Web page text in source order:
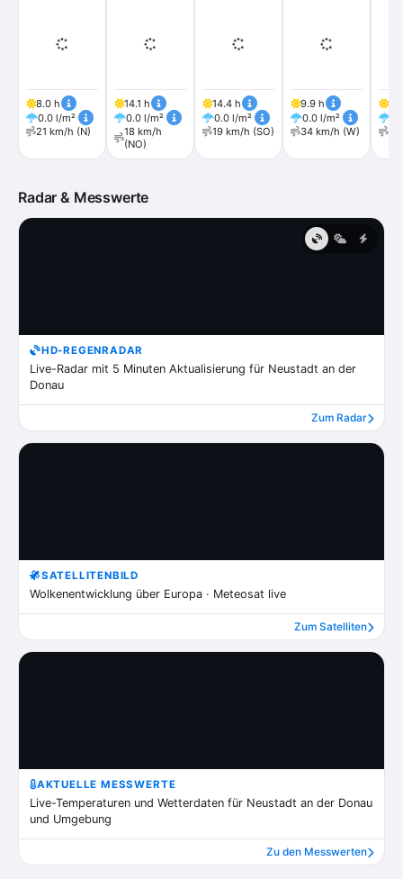
8.0 h
0.0 l/m²
21 km/h (N)
14.1 h
0.0 l/m²
18 km/h
(NO)
14.4 h
0.0 l/m²
19 km/h (SO)
9.9 h
0.0 l/m²
34 km/h (W)
Radar & Messwerte
HD-REGENRADAR
Live-Radar mit 5 Minuten Aktualisierung für Neustadt an der
Donau
Zum Radar
SATELLITENBILD
Wolkenentwicklung über Europa · Meteosat live
Zum Satelliten
AKTUELLE MESSWERTE
Live-Temperaturen und Wetterdaten für Neustadt an der Donau
und Umgebung
Zu den Messwerten